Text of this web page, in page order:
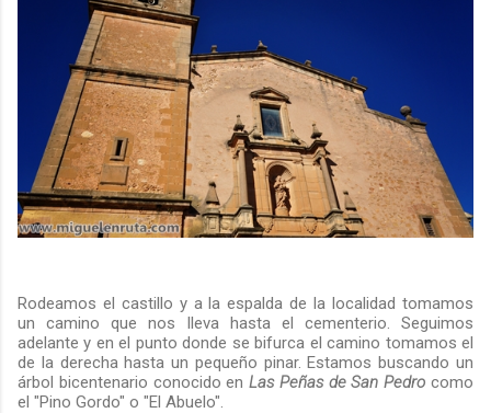
Rodeamos el castillo y a la espalda de la localidad tomamos
un camino que nos lleva hasta el cementerio. Seguimos
adelante y en el punto donde se bifurca el camino tomamos el
de la derecha hasta un pequeño pinar. Estamos buscando un
árbol bicentenario conocido enLas Peñas de San Pedro como
el "Pino Gordo" o "El Abuelo".